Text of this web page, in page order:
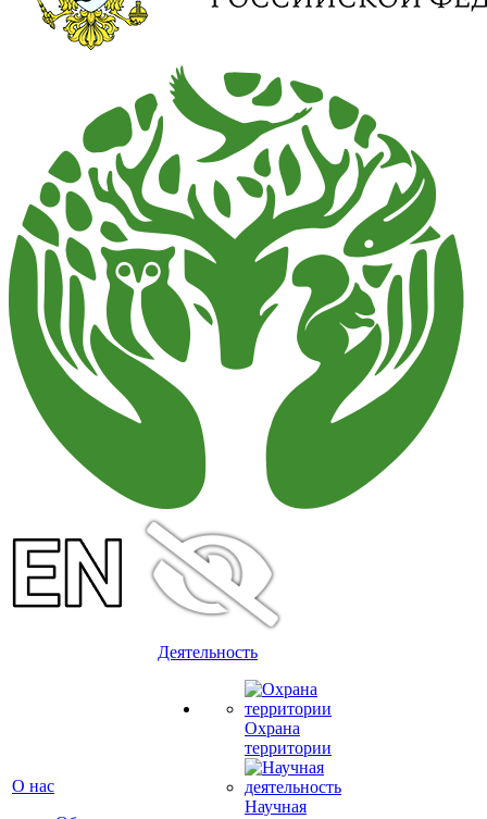
О нас
Деятельность
Охрана
территории
Научная